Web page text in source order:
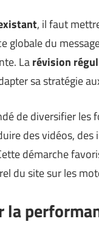
, il faut
globale du
Larévision
sa stratégie
de diversifier
des vidéos,
démarche
du site sur les
la